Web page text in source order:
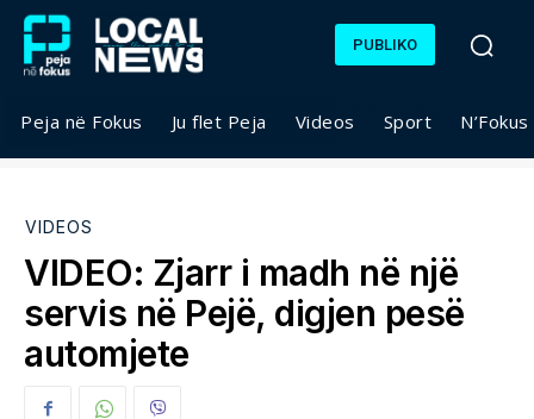
PUBLIKO
Peja në Fokus Ju flet Peja Videos Sport
VIDEOS
VIDEO: Zjarr i madh në një
servis në Pejë, digjen pesë
automjete